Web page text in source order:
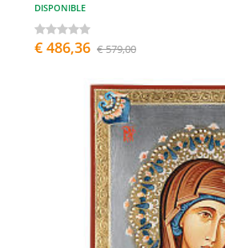
DISPONIBLE
€ 486,36 € 579,00